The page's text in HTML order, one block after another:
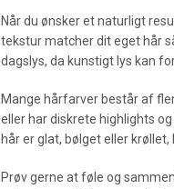
Når du ønsker et naturligt
tekstur matcher dit eget hår
dagslys, da kunstigt lys kan
Mange hårfarver består af
eller har diskrete highlights
hår er glat, bølget eller
Prøv gerne at føle og